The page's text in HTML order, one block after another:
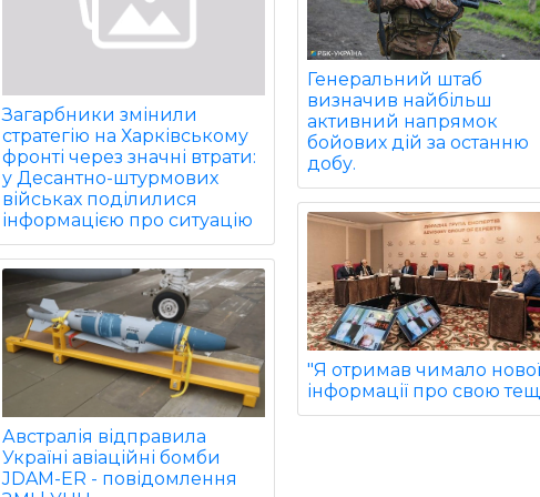
Загарбники змінили
стратегію на Харківському
фронті через значні втрати:
у Десантно-штурмових
військах поділилися
інформацією про ситуацію
Австралія відправила
Україні авіаційні бомби
JDAM-ER - повідомлення
Генеральний штаб
визначив найбільш
активний напрямок
бойових дій за останню
добу.
"Я отримав чимало
інформації про свою